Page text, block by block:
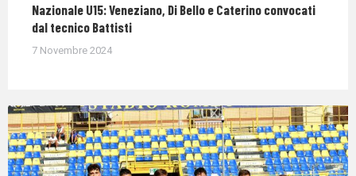
Nazionale U15: Veneziano, Di Bello e Caterino convocati
dal tecnico Battisti
7 Novembre 2024